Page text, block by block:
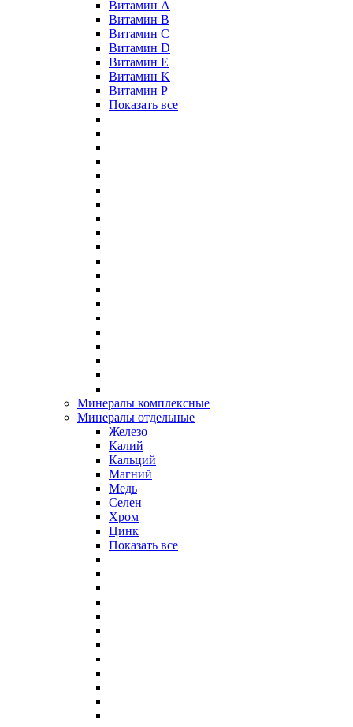
Витамин A
Витамин B
Витамин C
Витамин D
Витамин E
Витамин K
Витамин P
Показать все
Минералы комплексные
Минералы отдельные
Железо
Калий
Кальций
Магний
Медь
Селен
Хром
Цинк
Показать все